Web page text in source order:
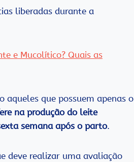
liberadas durante a
e Mucolítico? Quais as
aqueles que possuem apenas o
na produção do leite
semana após o parto.
deve realizar uma avaliação